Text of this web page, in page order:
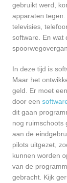
gebruikt werd,
apparaten
televisies,
software. En wat
In deze tijd is
Maar het
geld. Er moet
door een
dit gaan
nog ruimschoots
aan de
pilots uitgezet,
kunnen worden
van de
gebracht. Kijk